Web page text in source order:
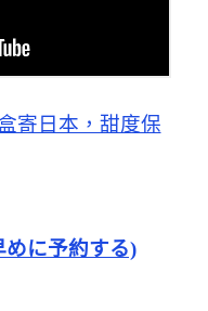
寄日本，甜度保
めに予約する)